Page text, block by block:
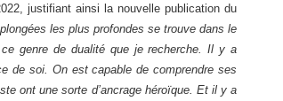
justifiant ainsi la nouvelle publication du
les plus profondes se trouve dans le
genre de dualité que je recherche. Il y a
de soi. On est capable de comprendre ses
ont une sorte d’ancrage héroïque. Et il y a